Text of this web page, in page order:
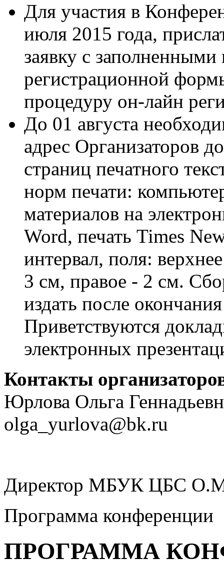
Для участия в
июля 2015 года,
заявку с
регистрационной
процедуру он-лайн
До 01 августа
адрес Организаторов
страниц печатного
норм печати:
материалов на
Word, печать Times
интервал, поля:
3 см, правое - 2 см.
издать после
Приветствуются
электронных
Контакты
Юрлова Ольга
olga_yurlova@bk.ru
Директор МБУК ЦБС
Программа конференции
ПРОГРАММА